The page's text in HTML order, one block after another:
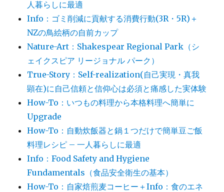
人暮らしに最適
Info：ゴミ削減に貢献する消費行動(3R・5R)＋
NZの鳥絵柄の自前カップ
Nature-Art：Shakespear Regional Park（シ
ェイクスピア リージョナル パーク）
True-Story：Self-realization(自己実現・真我
顕在)に自己信頼と信仰心は必須と痛感した実体験
How-To：いつもの料理から本格料理へ簡単に
Upgrade
How-To：自動炊飯器と鍋１つだけで簡単豆ご飯
料理レシピ – 一人暮らしに最適
Info：Food Safety and Hygiene
Fundamentals（食品安全衛生の基本）
How-To：自家焙煎麦コーヒー＋Info：食のエネ